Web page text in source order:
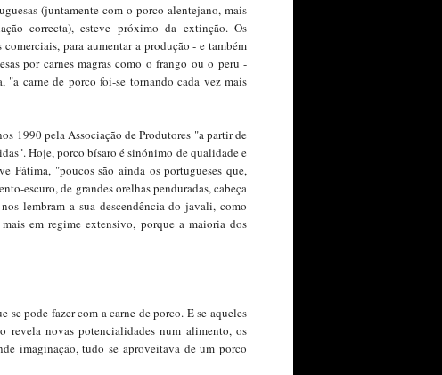
(juntamente com o porco alentejano, mais
correcta), esteve próximo da extinção. Os
para aumentar a produção - e também
por carnes magras como o frango ou o peru -
"a carne de porco foi-se tornando cada vez mais
1990 pela Associação de Produtores "a partir de
Hoje, porco bísaro é sinónimo de qualidade e
Fátima, "poucos são ainda os portugueses que,
escuro, de grandes orelhas penduradas, cabeça
lembram a sua descendência do javali, como
em regime extensivo, porque a maioria dos
se pode fazer com a carne de porco. E se aqueles
revela novas potencialidades num alimento, os
imaginação, tudo se aproveitava de um porco